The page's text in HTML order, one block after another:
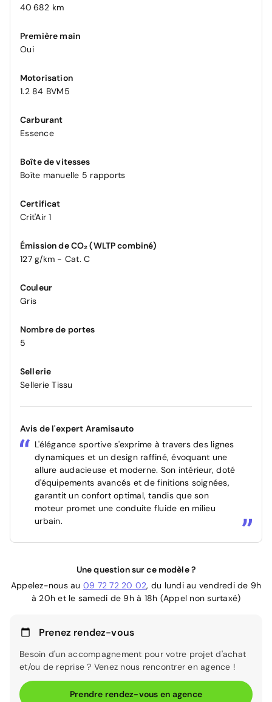
40 682 km
Première main
Oui
Motorisation
1.2 84 BVM5
Carburant
Essence
Boîte de vitesses
Boîte manuelle 5 rapports
Certificat
Crit'Air 1
Émission de CO₂ (WLTP combiné)
127 g/km - Cat. C
Couleur
Gris
Nombre de portes
5
Sellerie
Sellerie Tissu
Avis de l'expert Aramisauto
L'élégance sportive s'exprime à travers des lignes
dynamiques et un design raffiné, évoquant une
allure audacieuse et moderne. Son intérieur, doté
d'équipements avancés et de finitions soignées,
garantit un confort optimal, tandis que son
moteur promet une conduite fluide en milieu
urbain.
Une question sur ce modèle ?
Appelez-nous au 09 72 72 20 02, du lundi au vendredi de 9h
à 20h et le samedi de 9h à 18h (Appel non surtaxé)
Prenez rendez-vous
Besoin d'un accompagnement pour votre projet d'achat
et/ou de reprise ? Venez nous rencontrer en agence !
Prendre rendez-vous en agence